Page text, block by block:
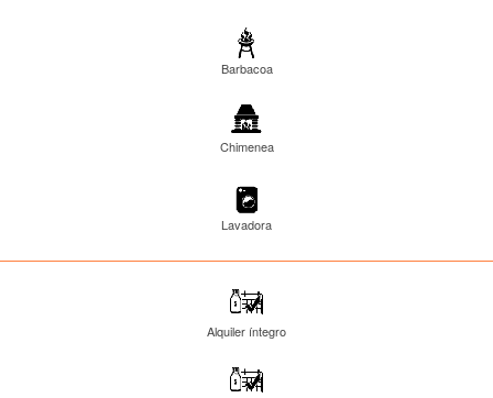
Barbacoa
Chimenea
Lavadora
Alquiler íntegro